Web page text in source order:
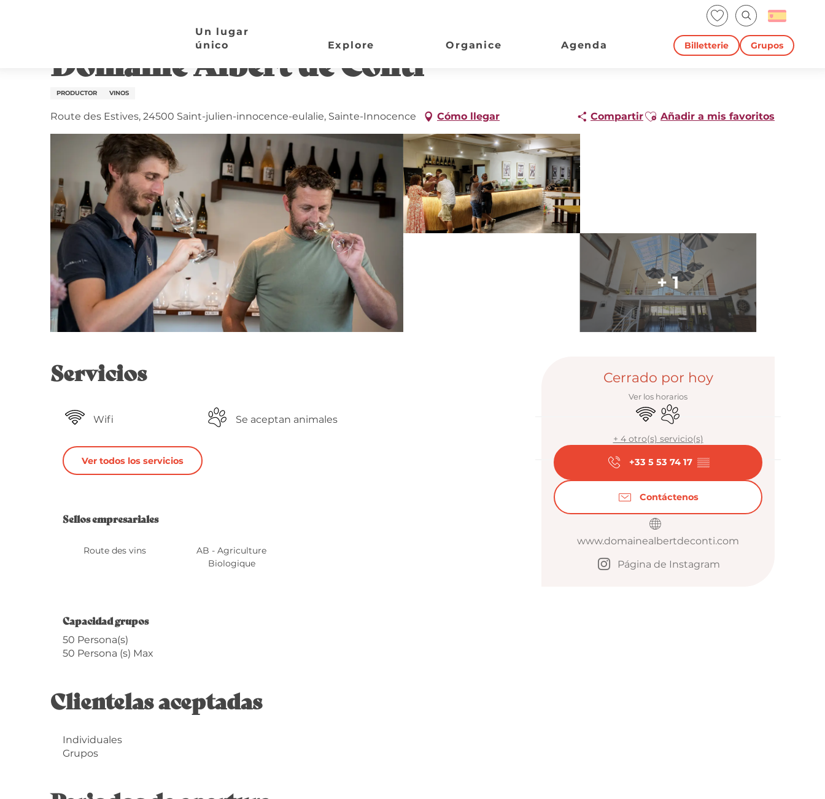
Voir les favoris
Buscar
Billetterie Grupos
Un lugar
único
Explore Organice Agenda
Domaine Albert de Conti
PRODUCTOR VINOS
Route des Estives, 24500 Saint-julien-innocence-eulalie, Sainte-Innocence Cómo llegar CompartirAjouter aux favoris
Añadir a mis favoritos
+ 1
Horarios y
Cerrado por hoy
Ver los horarios
Wifi Se aceptan animales
+ 4 otro(s) servicio(s)
+33 5 53 74 17 ▒▒
Contáctenos
www.domainealbertdeconti.com
Página de Instagram
Servicios
Wifi Se aceptan animales
Ver todos los servicios
Oferta de prestaciones
Sellos empresariales
Sellos empresariales
Route des vins
AB - Agriculture
Biologique
Capacidad grupos
Capacidad grupos
50 Persona(s)
50 Persona (s) Max
Clientelas aceptadas
Individuales
Grupos